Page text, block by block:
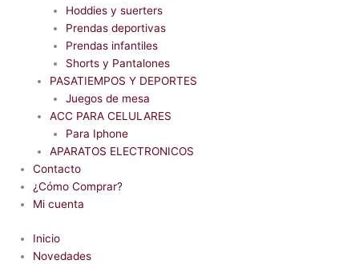
Hoddies y suerters
Prendas deportivas
Prendas infantiles
Shorts y Pantalones
PASATIEMPOS Y DEPORTES
Juegos de mesa
ACC PARA CELULARES
Para Iphone
APARATOS ELECTRONICOS
Contacto
¿Cómo Comprar?
Mi cuenta
Inicio
Novedades